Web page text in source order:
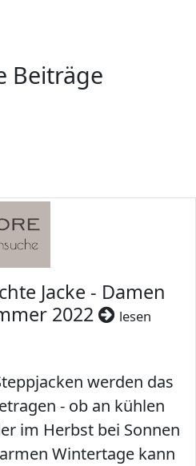
Beiträge
Jacke - Damen
2022
lesen
werden das
- ob an kühlen
im Herbst bei Sonnen
Wintertage kann